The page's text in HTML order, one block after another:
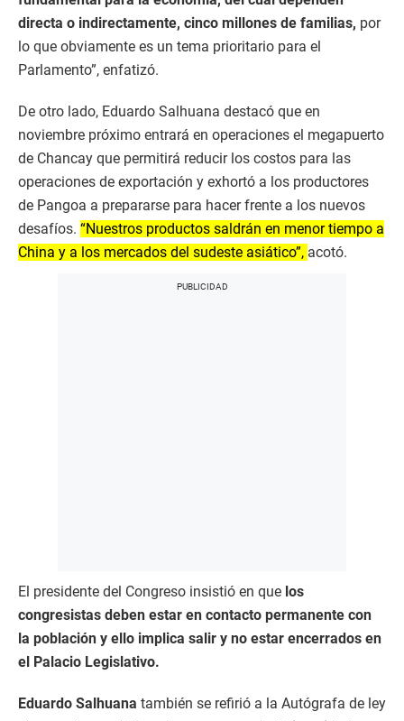
directa o indirectamente, cinco millones de familias, por
lo que obviamente es un tema prioritario para el
Parlamento”, enfatizó.
De otro lado, Eduardo Salhuana destacó que en
noviembre próximo entrará en operaciones el megapuerto
de Chancay que permitirá reducir los costos para las
operaciones de exportación y exhortó a los productores
de Pangoa a prepararse para hacer frente a los nuevos
desafíos. “Nuestros productos saldrán en menor tiempo a
China y a los mercados del sudeste asiático”, acotó.
El presidente del Congreso insistió en que los
congresistas deben estar en contacto permanente con
la población y ello implica salir y no estar encerrados en
el Palacio Legislativo.
Eduardo Salhuana también se refirió a la Autógrafa de ley